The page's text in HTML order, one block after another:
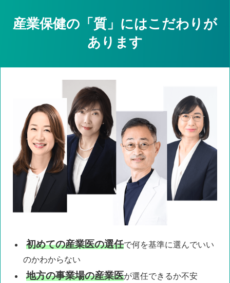
産業保健の「質」にはこだわりが
あります
初めての産業医の選任で何を基準に選んでいい
のかわからない
地方の事業場の産業医が選任できるか不安